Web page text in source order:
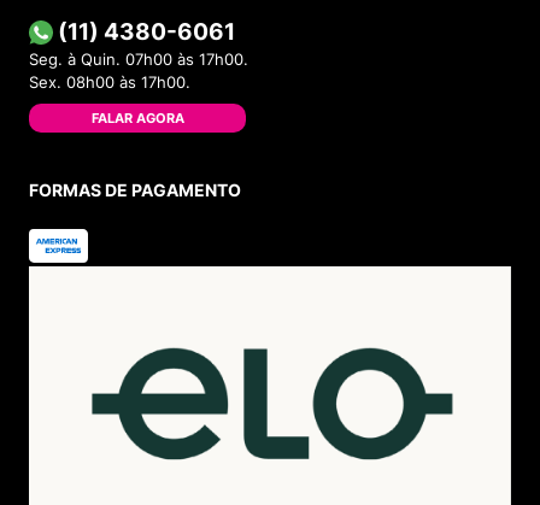
(11) 4380-6061
Seg. à Quin. 07h00 às 17h00.
Sex. 08h00 às 17h00.
FALAR AGORA
FORMAS DE PAGAMENTO